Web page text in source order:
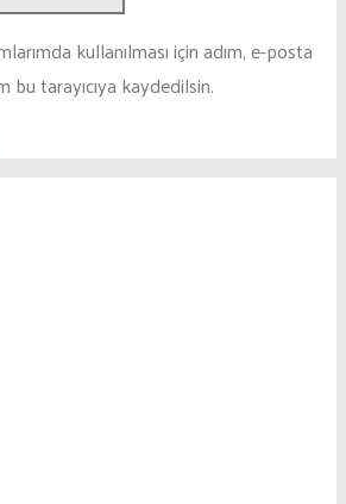
kullanılması için adım, e-posta
tarayıcıya kaydedilsin.